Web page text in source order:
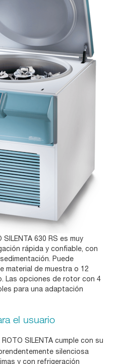
630 RS es muy
rápida y confiable, con
Puede
material de muestra o 12
Las opciones de rotor con 4
para una adaptación
el usuario
ROTO SILENTA cumple con su
silenciosa
y con refrigeración